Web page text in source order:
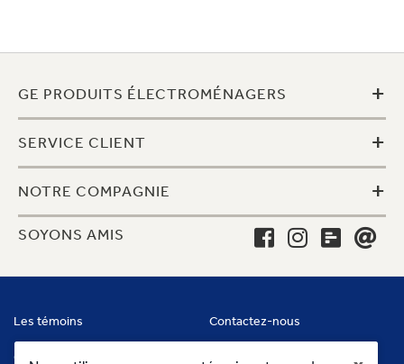
GE PRODUITS ÉLECTROMÉNAGERS +
SERVICE CLIENT +
NOTRE COMPAGNIE +
SOYONS AMIS
Les témoins Contactez-nous
Conditions